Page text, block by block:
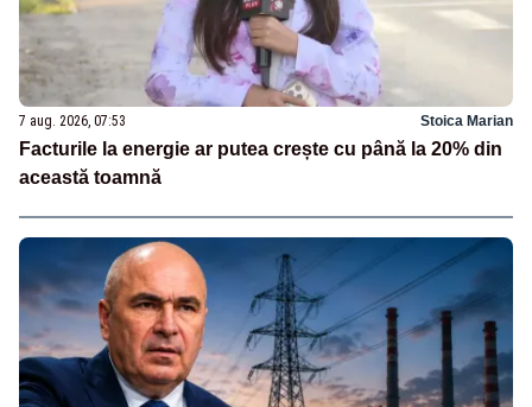
7 aug. 2026, 07:53 Stoica Marian
Facturile la energie ar putea crește cu până la 20% din
această toamnă